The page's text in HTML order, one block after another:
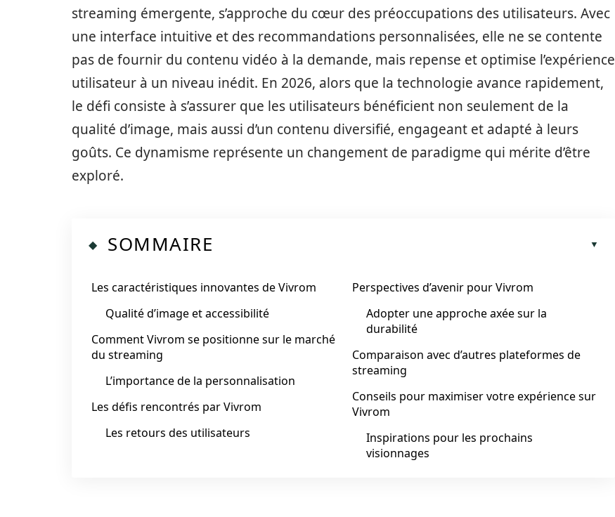
streaming émergente, s’approche du cœur des préoccupations des utilisateurs. Avec
une interface intuitive et des recommandations personnalisées, elle ne se contente
pas de fournir du contenu vidéo à la demande, mais repense et optimise l’expérience
utilisateur à un niveau inédit. En 2026, alors que la technologie avance rapidement,
le défi consiste à s’assurer que les utilisateurs bénéficient non seulement de la
qualité d’image, mais aussi d’un contenu diversifié, engageant et adapté à leurs
goûts. Ce dynamisme représente un changement de paradigme qui mérite d’être
exploré.
SOMMAIRE
Les caractéristiques innovantes de Vivrom
Qualité d’image et accessibilité
Comment Vivrom se positionne sur le marché
du streaming
L’importance de la personnalisation
Les défis rencontrés par Vivrom
Les retours des utilisateurs
Perspectives d’avenir pour Vivrom
Adopter une approche axée sur la
durabilité
Comparaison avec d’autres plateformes de
streaming
Conseils pour maximiser votre expérience sur
Vivrom
Inspirations pour les prochains
visionnages